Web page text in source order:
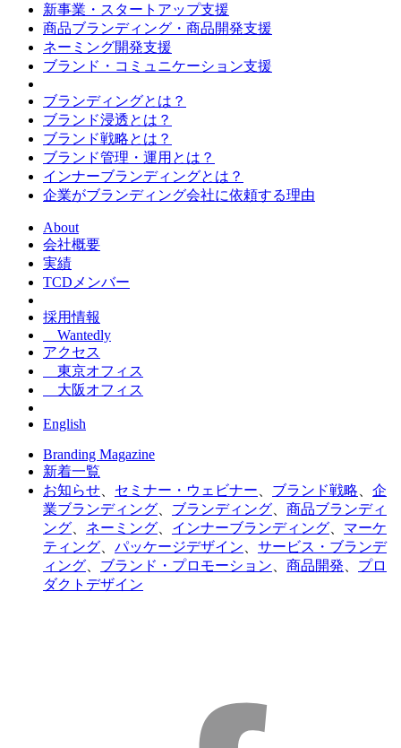
新事業・スタートアップ支援
商品ブランディング・商品開発支援
ネーミング開発支援
ブランド・コミュニケーション支援
ブランディングとは？
ブランド浸透とは？
ブランド戦略とは？
ブランド管理・運用とは？
インナーブランディングとは？
企業がブランディング会社に依頼する理由
About
会社概要
実績
TCDメンバー
採用情報
Wantedly
アクセス
東京オフィス
大阪オフィス
English
Branding Magazine
新着一覧
お知らせ
セミナー・ウェビナー ブランド戦略
企
業ブランディング
ブランディング
商品ブランディ
ング
ネーミング インナーブランディング
マーケ
ティング
パッケージデザイン
サービス・ブランデ
ィング
ブランド・プロモーション 商品開発
プロ
ダクトデザイン